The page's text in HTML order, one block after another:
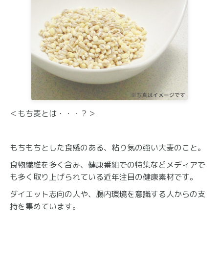
＜もち麦とは・・・？＞
もちもちとした食感のある、粘り気の強い大麦のこと。
食物繊維を多く含み、健康番組での特集などメディアで
も多く取り上げられている近年注目の健康素材です。
ダイエット志向の人や、腸内環境を意識する人からの支
持を集めています。